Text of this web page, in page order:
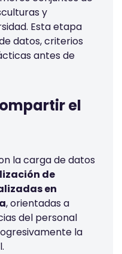
y
Esta etapa
datos, criterios
antes de
el
la carga de datos
de
en
,orientadas a
del personal
la